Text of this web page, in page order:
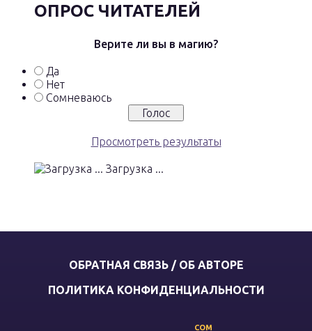
ОПРОС ЧИТАТЕЛЕЙ
Верите ли вы в магию?
Да
Нет
Сомневаюсь
Просмотреть результаты
Загрузка ...
ОБРАТНАЯ СВЯЗЬ / ОБ АВТОРЕ
ПОЛИТИКА КОНФИДЕНЦИАЛЬНОСТИ
COM